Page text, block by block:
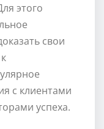
этого
свои
с клиентами
успеха.